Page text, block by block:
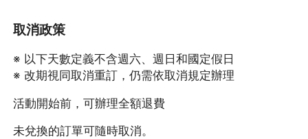
取消政策
※ 以下天數定義不含週六、週日和國定假日
※ 改期視同取消重訂，仍需依取消規定辦理
活動開始前，可辦理全額退費
未兌換的訂單可隨時取消。